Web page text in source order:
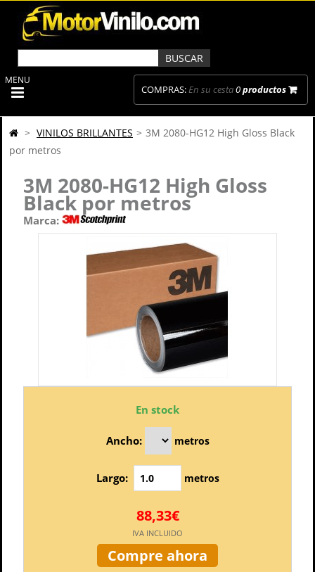
COMPRAS:En su cesta0productos
MENU
> VINILOS BRILLANTES > 3M 2080-HG12 High Gloss Black
por metros
3M 2080-HG12 High Gloss
Black por metros
Marca:
En stock
Ancho: metros
Largo: metros
88,33€
IVA INCLUIDO
Compre ahora